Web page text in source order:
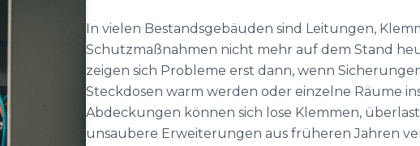
In vielen Bestandsgebäuden sind Leitungen,
Schutzmaßnahmen nicht mehr auf dem Stand
zeigen sich Probleme erst dann, wenn
Steckdosen warm werden oder einzelne Räume
Abdeckungen können sich lose Klemmen,
unsaubere Erweiterungen aus früheren Jahren